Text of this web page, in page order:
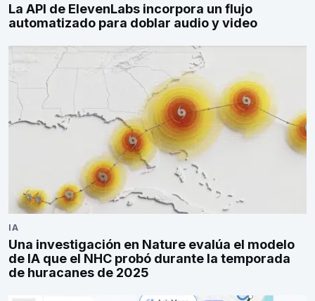
La API de ElevenLabs incorpora un flujo
automatizado para doblar audio y video
IA
Una investigación en Nature evalúa el modelo
de IA que el NHC probó durante la temporada
de huracanes de 2025